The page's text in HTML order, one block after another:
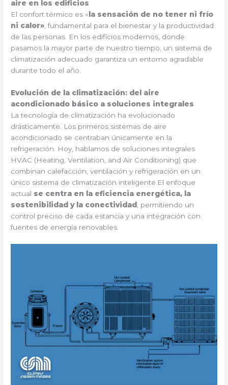
aire en los edificios
El confort térmico es « la sensación de no tener ni frío
ni calor», fundamental para el bienestar y la productividad
de las personas. En los edificios modernos, donde
pasamos la mayor parte de nuestro tiempo, un sistema de
climatización adecuado garantiza un entorno agradable
durante todo el año.
Evolución de la climatización: del aire
acondicionado básico a soluciones integrales
La tecnología de climatización ha evolucionado
drásticamente. Los primeros sistemas de aire
acondicionado se centraban únicamente en la
refrigeración. Hoy, hablamos de soluciones integrales
HVAC (Heating, Ventilation, and Air Conditioning) que
combinan calefacción, ventilación y refrigeración en un
único sistema de climatización inteligente.El enfoque
actual se centra en la eficiencia energética, la
sostenibilidad y la conectividad , permitiendo un
control preciso de cada estancia y una integración con
fuentes de energía renovables.